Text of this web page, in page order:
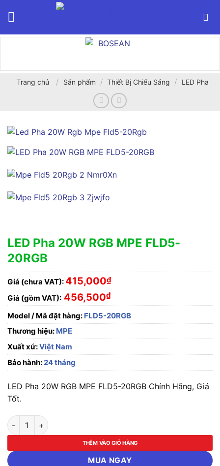
Trang chủ / Sản phẩm / Thiết Bị Chiếu Sáng / LED Pha
LED Pha 20W RGB MPE FLD5-
20RGB
Giá (chưa VAT): 415,000₫
Giá (gồm VAT): 456,500₫
Model / Mã đặt hàng: FLD5-20RGB
Thương hiệu: MPE
Xuất xứ:Việt Nam
Bảo hành:24 tháng
LED Pha 20W RGB MPE FLD5-20RGB Chính Hãng, Giá
Tốt.
LED Pha 20W RGB MPE FLD5-20RGB số lượng
THÊM VÀO GIỎ HÀNG
MUA NGAY